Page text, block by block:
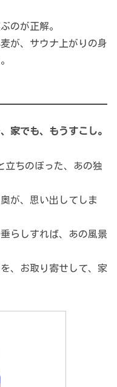
のが正解。
が、サウナ上がりの身
家でも、もうすこし。
立ちのぼった、あの独
が、思い出してしま
らしすれば、あの風景
、お取り寄せして、家